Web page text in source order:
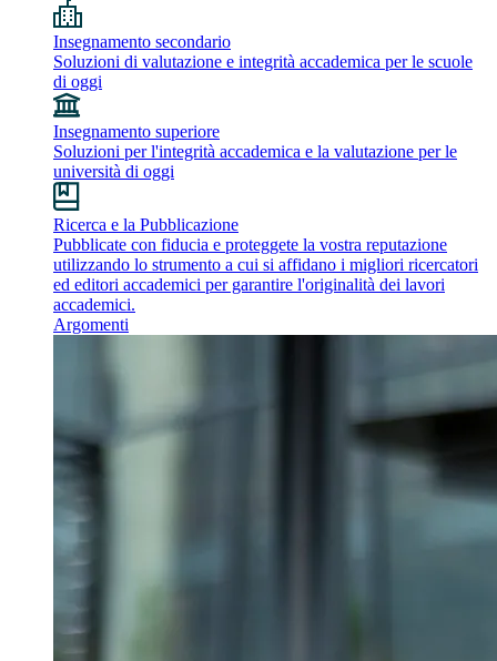
Insegnamento secondario
Soluzioni di valutazione e integrità accademica per le scuole
di oggi
Insegnamento superiore
Soluzioni per l'integrità accademica e la valutazione per le
università di oggi
Ricerca e la Pubblicazione
Pubblicate con fiducia e proteggete la vostra reputazione
utilizzando lo strumento a cui si affidano i migliori ricercatori
ed editori accademici per garantire l'originalità dei lavori
accademici.
Argomenti